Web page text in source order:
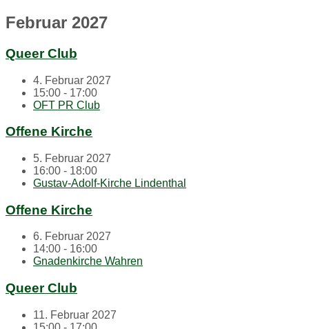
Februar 2027
Queer Club
4. Februar 2027
15:00 - 17:00
OFT PR Club
Offene Kirche
5. Februar 2027
16:00 - 18:00
Gustav-Adolf-Kirche Lindenthal
Offene Kirche
6. Februar 2027
14:00 - 16:00
Gnadenkirche Wahren
Queer Club
11. Februar 2027